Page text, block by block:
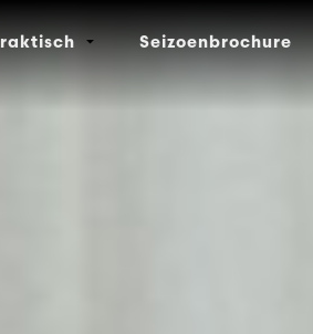
Seizoenbrochure